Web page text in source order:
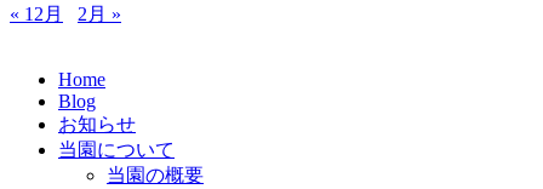
« 12月 2月 »
Home
Blog
お知らせ
当園について
当園の概要